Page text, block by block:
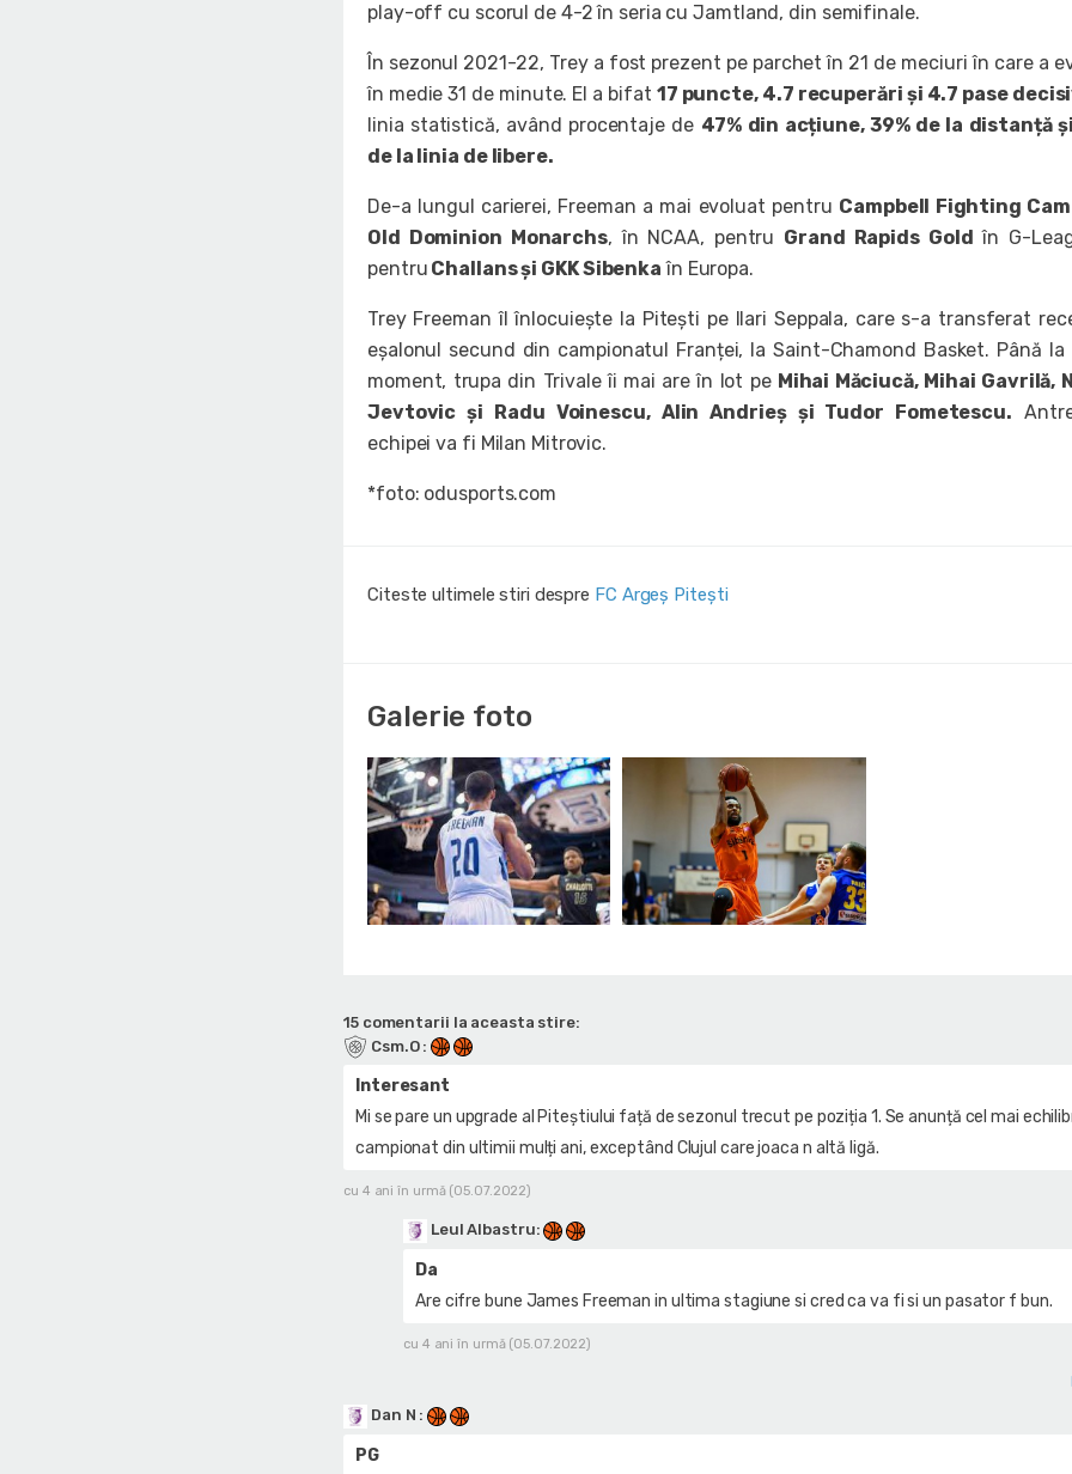
play-off cu scorul de 4-2 în seria cu Jamtland, din semifinale.
În sezonul 2021-22, Trey a fost prezent pe parchet în 21 de meciuri în care a
în medie 31 de minute. El a bifat 17 puncte, 4.7 recuperări și 4.7 pase
linia statistică, având procentaje de 47% din acțiune, 39% de la distanță
de la linia de libere.
De-a lungul carierei, Freeman a mai evoluat pentru Campbell Fighting
Old Dominion Monarchs, în NCAA, pentru Grand Rapids Gold în G-
pentru Challans și GKK Sibenka în Europa.
Trey Freeman îl înlocuiește la Pitești pe Ilari Seppala, care s-a transferat
eșalonul secund din campionatul Franței, la Saint-Chamond Basket. Până la
moment, trupa din Trivale îi mai are în lot pe Mihai Măciucă, Mihai Gavrilă,
Jevtovic și Radu Voinescu, Alin Andrieș și Tudor Fometescu.
echipei va fi Milan Mitrovic.
*foto: odusports.com
Citeste ultimele stiri despre FC Argeș Pitești
Galerie foto
15 comentarii la aceasta stire:
Csm.O :
Interesant
Mi se pare un upgrade al Piteștiului față de sezonul trecut pe poziția 1. Se anunță cel mai
campionat din ultimii mulți ani, exceptând Clujul care joaca n altă ligă.
cu 4 ani în urmă (05.07.2022)
Leul Albastru:
Da
Are cifre bune James Freeman in ultima stagiune si cred ca va fi si un pasator f bun.
cu 4 ani în urmă (05.07.2022)
Dan N :
PG